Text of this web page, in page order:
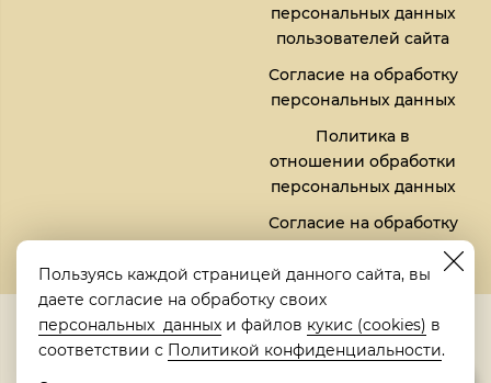
персональных данных
пользователей сайта
Согласие на обработку
персональных данных
Политика в
отношении обработки
персональных данных
Согласие на обработку
файлов кукис (cookies)
5,0
Рейтинг в Яндексе
Пользуясь каждой страницей данного сайта, вы
даете согласие на обработку своих
персональных данных и файлов кукис (cookies) в
соответствии с Политикой конфиденциальности.